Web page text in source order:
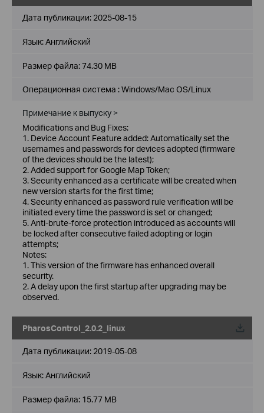
Дата публикации: 2025-08-15
Язык:Английский
Размер файла:74.30 MB
Операционная система : Windows/Mac OS/Linux
Примечание к выпуску >
Modifications and Bug Fixes:
1. Device Account Feature added: Automatically set the
usernames and passwords for devices adopted (firmware
of the devices should be the latest);
2. Added support for Google Map Token;
3. Security enhanced as a certificate will be created when
new version starts for the first time;
4. Security enhanced as password rule verification will be
initiated every time the password is set or changed;
5. Anti-brute-force protection introduced as accounts will
be locked after consecutive failed adopting or login
attempts;
Notes:
1. This version of the firmware has enhanced overall
security.
2. A delay upon the first startup after upgrading may be
observed.
PharosControl_2.0.2_linux
Дата публикации: 2019-05-08
Язык:Английский
Размер файла: 15.77 MB